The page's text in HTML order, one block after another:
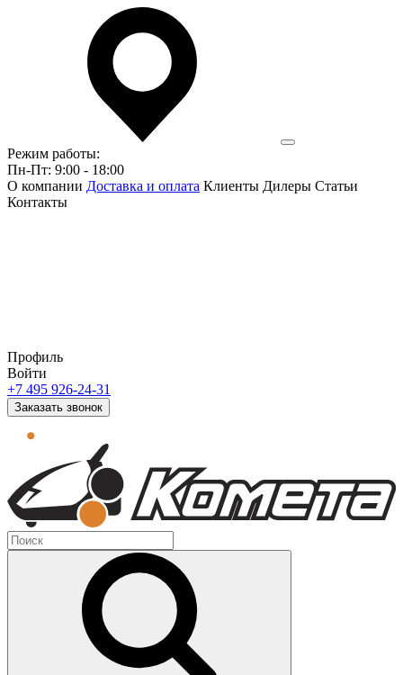
Режим работы:
Пн-Пт: 9:00 - 18:00
О компании Доставка и оплата Клиенты Дилеры Статьи
Контакты
Профиль
Войти
+7 495 926-24-31
Заказать звонок